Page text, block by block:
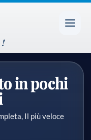
in pochi
Il più veloce